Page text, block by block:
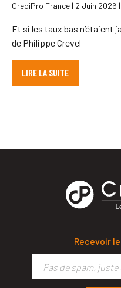
CrediPro France | 2 Juin 2026
Et si les taux bas n’étaient
de Philippe Crevel
LIRE LA SUITE
Recevoir